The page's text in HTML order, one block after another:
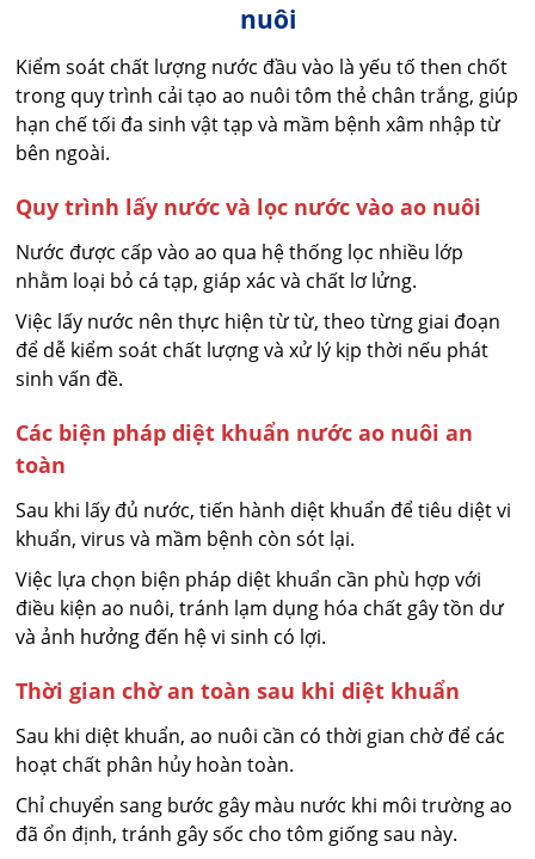
nuôi
Kiểm soát chất lượng nước đầu vào là yếu tố then chốt
trong quy trình cải tạo ao nuôi tôm thẻ chân trắng, giúp
hạn chế tối đa sinh vật tạp và mầm bệnh xâm nhập từ
bên ngoài.
Quy trình lấy nước và lọc nước vào ao nuôi
Nước được cấp vào ao qua hệ thống lọc nhiều lớp
nhằm loại bỏ cá tạp, giáp xác và chất lơ lửng.
Việc lấy nước nên thực hiện từ từ, theo từng giai đoạn
để dễ kiểm soát chất lượng và xử lý kịp thời nếu phát
sinh vấn đề.
Các biện pháp diệt khuẩn nước ao nuôi an
toàn
Sau khi lấy đủ nước, tiến hành diệt khuẩn để tiêu diệt vi
khuẩn, virus và mầm bệnh còn sót lại.
Việc lựa chọn biện pháp diệt khuẩn cần phù hợp với
điều kiện ao nuôi, tránh lạm dụng hóa chất gây tồn dư
và ảnh hưởng đến hệ vi sinh có lợi.
Thời gian chờ an toàn sau khi diệt khuẩn
Sau khi diệt khuẩn, ao nuôi cần có thời gian chờ để các
hoạt chất phân hủy hoàn toàn.
Chỉ chuyển sang bước gây màu nước khi môi trường ao
đã ổn định, tránh gây sốc cho tôm giống sau này.